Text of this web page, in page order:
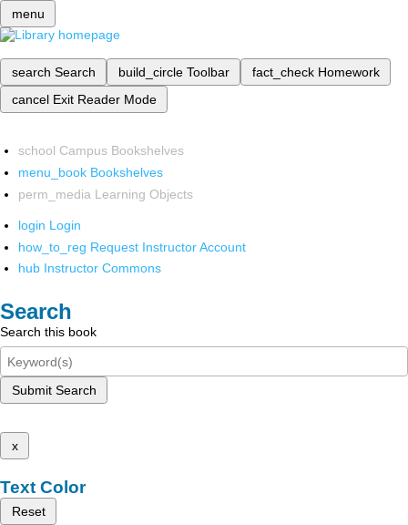
menu
search Search build_circle Toolbar fact_check Homework
cancel Exit Reader Mode
school Campus Bookshelves
menu_book Bookshelves
perm_media Learning Objects
login Login
how_to_reg Request Instructor Account
hub Instructor Commons
Search
Search this book
Submit Search
x
Text Color
Reset